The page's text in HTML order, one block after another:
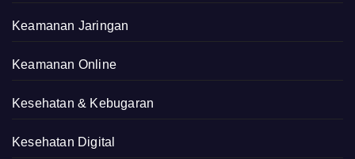
Keamanan Jaringan
Keamanan Online
Kesehatan & Kebugaran
Kesehatan Digital